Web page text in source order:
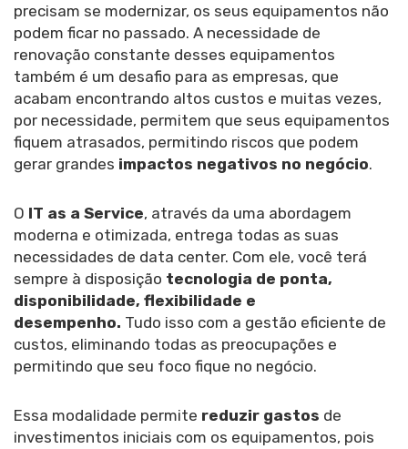
precisam se modernizar, os seus equipamentos não
podem ficar no passado. A necessidade de
renovação constante desses equipamentos
também é um desafio para as empresas, que
acabam encontrando altos custos e muitas vezes,
por necessidade, permitem que seus equipamentos
fiquem atrasados, permitindo riscos que podem
gerar grandes impactos negativos no negócio.
O IT as a Service, através da uma abordagem
moderna e otimizada, entrega todas as suas
necessidades de data center. Com ele, você terá
sempre à disposição tecnologia de ponta,
disponibilidade, flexibilidade e
desempenho. Tudo isso com a gestão eficiente de
custos, eliminando todas as preocupações e
permitindo que seu foco fique no negócio.
Essa modalidade permite reduzir gastos de
investimentos iniciais com os equipamentos, pois